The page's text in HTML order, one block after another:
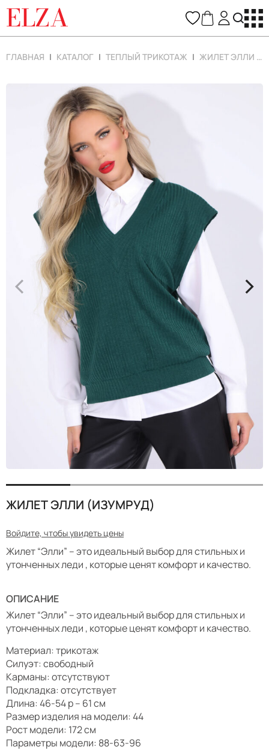
ELZA
ГЛАВНАЯ КАТАЛОГ ТЕПЛЫЙ ТРИКОТАЖ ЖИЛЕТ ЭЛЛИ (ИЗУМРУД)
< >
ЖИЛЕТ ЭЛЛИ (ИЗУМРУД)
Войдите, чтобы увидеть цены
Жилет “Элли” – это идеальный выбор для стильных и
утонченных леди , которые ценят комфорт и качество.
ОПИСАНИЕ
Жилет “Элли” – это идеальный выбор для стильных и
утонченных леди , которые ценят комфорт и качество.
Материал: трикотаж
Силуэт: свободный
Карманы: отсутствуют
Подкладка: отсутствует
Длина: 46-54 р – 61 см
Размер изделия на модели: 44
Рост модели: 172 см
Параметры модели: 88-63-96